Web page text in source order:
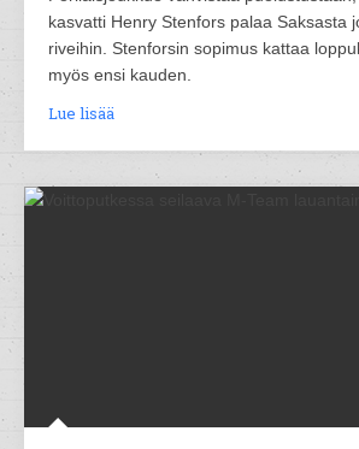
kasvatti Henry Stenfors palaa Saksasta
riveihin. Stenforsin sopimus kattaa
myös ensi kauden.
Lue lisää